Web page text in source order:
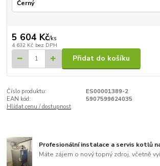
5 604 Kč/ks
4 632 Kč bez DPH
Přidat do košíku
Číslo produktu:
ES00001389-2
EAN kód:
5907599624035
Hlídat cenu / dostupnost
Profesionální instalace a servis kotlů
Máte zájem o nový topný zdroj, včetně